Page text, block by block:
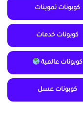
كوبونات تموينات
كوبونات خدمات
كوبونات عالمية
كوبونات عسل